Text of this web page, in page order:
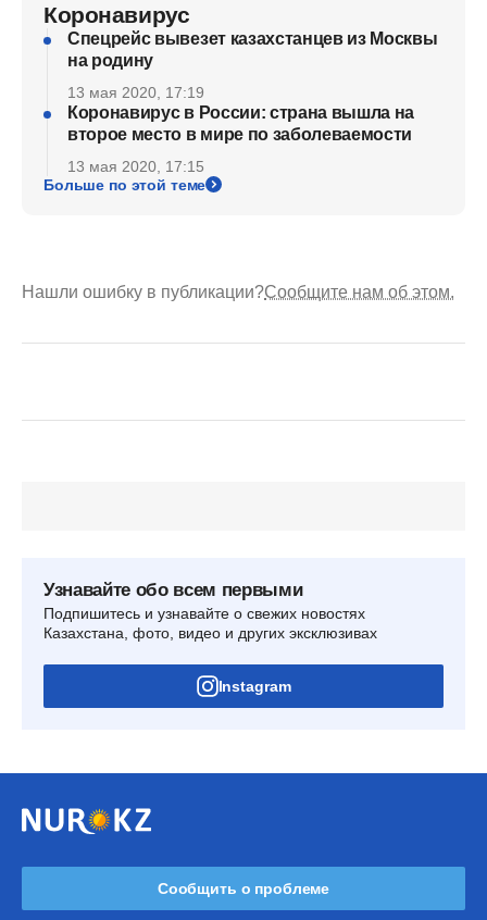
Коронавирус
Спецрейс вывезет казахстанцев из Москвы
на родину
13 мая 2020, 17:19
Коронавирус в России: страна вышла на
второе место в мире по заболеваемости
13 мая 2020, 17:15
Больше по этой теме
Нашли ошибку в публикации?Сообщите нам об этом.
Узнавайте обо всем первыми
Подпишитесь и узнавайте о свежих новостях
Казахстана, фото, видео и других эксклюзивах
Instagram
Сообщить о проблеме